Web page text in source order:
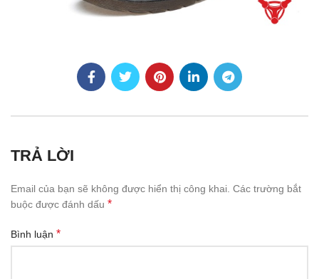
TRẢ LỜI
Email của bạn sẽ không được hiển thị công khai. Các trường bắt
buộc được đánh dấu *
Bình luận *